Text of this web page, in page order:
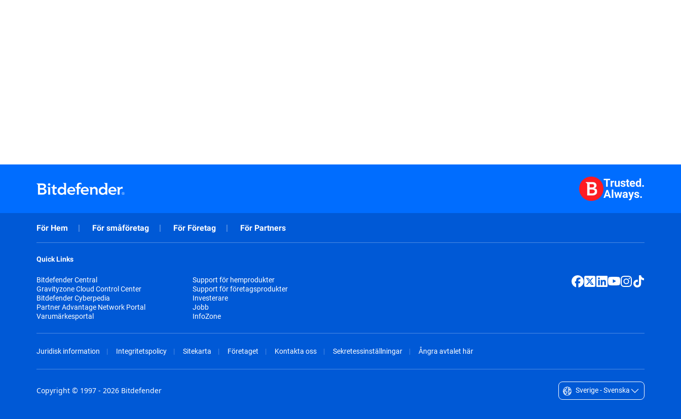
Trusted.
Always.
För Hem För småföretag För Företag För Partners
Quick Links
Bitdefender Central
Gravityzone Cloud Control Center
Bitdefender Cyberpedia
Partner Advantage Network Portal
Varumärkesportal
Support för hemprodukter
Support för företagsprodukter
Investerare
Jobb
InfoZone
Juridisk information Integritetspolicy Sitekarta Företaget Kontakta oss Sekretessinställningar Ångra avtalet här
Copyright © 1997 - 2026 Bitdefender Sverige - Svenska